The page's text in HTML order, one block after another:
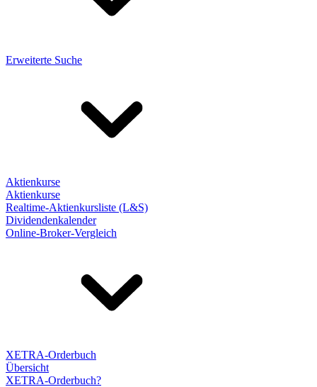
Erweiterte Suche
Aktienkurse
Aktienkurse
Realtime-Aktienkursliste (L&S)
Dividendenkalender
Online-Broker-Vergleich
XETRA-Orderbuch
Übersicht
XETRA-Orderbuch?